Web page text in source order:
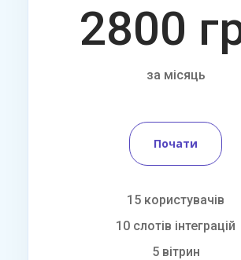
2800
за місяць
Почати
15 користувачів
10 слотів інтеграцій
5 вітрин